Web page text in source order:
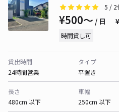
5 / 2
¥500〜 / 日
時間貸し可
貸出時間
24時間営業
タイプ
平置き
長さ
480cm 以下
車幅
250cm 以下